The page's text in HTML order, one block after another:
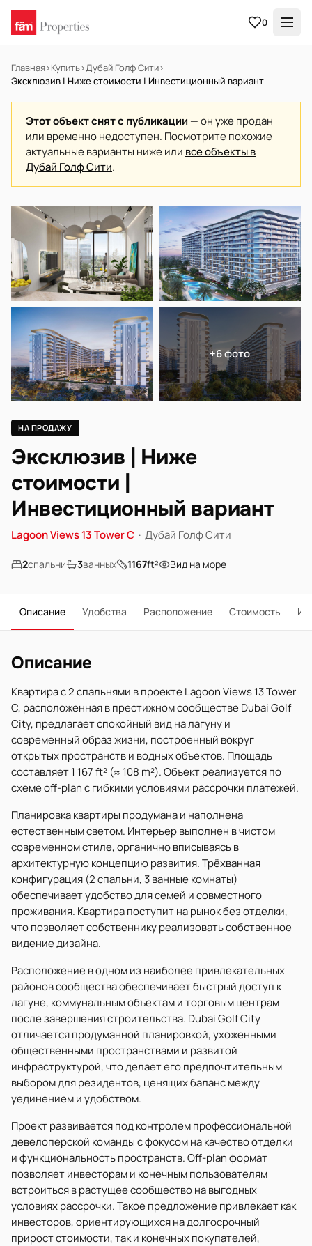
0
Главная›Купить›Дубай Голф Сити›
Эксклюзив | Ниже стоимости | Инвестиционный вариант
Этот объект снят с публикации — он уже продан
или временно недоступен. Посмотрите похожие
актуальные варианты ниже или все объекты в
Дубай Голф Сити.
НА ПРОДАЖУ Off-plan
+6 фото
НА ПРОДАЖУ
Эксклюзив | Ниже
стоимости |
Инвестиционный вариант
Lagoon Views 13 Tower C · Дубай Голф Сити
2спальни 3ванных 1167ft² Вид на море
Описание Удобства Расположение Стоимость
Описание
Квартира с 2 спальнями в проекте Lagoon Views 13 Tower
C, расположенная в престижном сообществе Dubai Golf
City, предлагает спокойный вид на лагуну и
современный образ жизни, построенный вокруг
открытых пространств и водных объектов. Площадь
составляет 1 167 ft² (≈ 108 m²). Объект реализуется по
схеме off-plan с гибкими условиями рассрочки платежей.
Планировка квартиры продумана и наполнена
естественным светом. Интерьер выполнен в чистом
современном стиле, органично вписываясь в
архитектурную концепцию развития. Трёхванная
конфигурация (2 спальни, 3 ванные комнаты)
обеспечивает удобство для семей и совместного
проживания. Квартира поступит на рынок без отделки,
что позволяет собственнику реализовать собственное
видение дизайна.
Расположение в одном из наиболее привлекательных
районов сообщества обеспечивает быстрый доступ к
лагуне, коммунальным объектам и торговым центрам
после завершения строительства. Dubai Golf City
отличается продуманной планировкой, ухоженными
общественными пространствами и развитой
инфраструктурой, что делает его предпочтительным
выбором для резидентов, ценящих баланс между
уединением и удобством.
Проект развивается под контролем профессиональной
девелоперской команды с фокусом на качество отделки
и функциональность пространств. Off-plan формат
позволяет инвесторам и конечным пользователям
встроиться в растущее сообщество на выгодных
условиях рассрочки. Такое предложение привлекает как
инвесторов, ориентирующихся на долгосрочный
прирост стоимости, так и конечных покупателей,